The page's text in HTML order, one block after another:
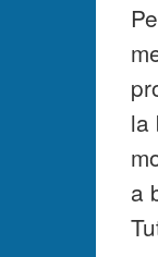
la
a